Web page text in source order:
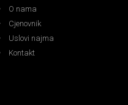
O nama
Cjenovnik
Uslovi najma
Kontakt